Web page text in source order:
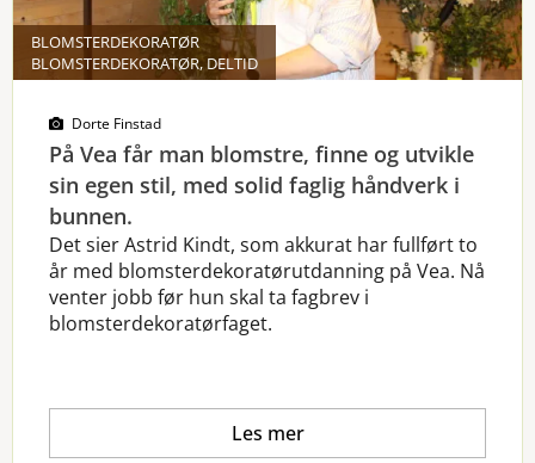
BLOMSTERDEKORATØR
BLOMSTERDEKORATØR, DELTID
Dorte Finstad
På Vea får man blomstre, finne og utvikle
sin egen stil, med solid faglig håndverk i
bunnen.
Det sier Astrid Kindt, som akkurat har fullført to
år med blomsterdekoratørutdanning på Vea. Nå
venter jobb før hun skal ta fagbrev i
blomsterdekoratørfaget.
Les mer